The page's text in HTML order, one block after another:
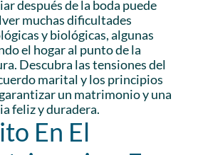
después de la boda puede
muchas dificultades
y biológicas, algunas
el hogar al punto de la
Descubra las tensiones del
marital y los principios
un matrimonio y una
feliz y duradera.
En El